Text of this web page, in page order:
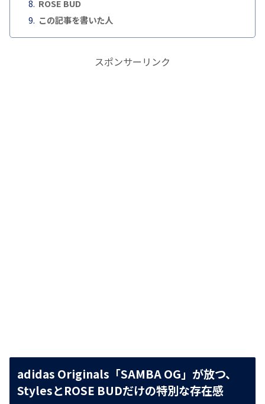
ROSE BUD
この記事を書いた人
スポンサーリンク
adidas Originals「SAMBA OG」が放つ、
StylesとROSE BUDだけの特別な存在感